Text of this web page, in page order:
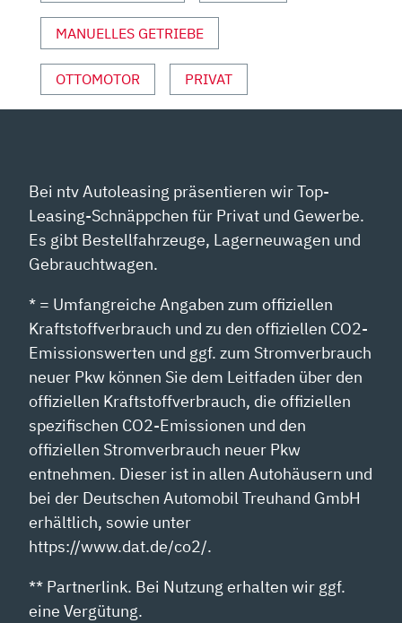
ANZEIGEN
MANUELLES GETRIEBE
OTTOMOTOR PRIVAT
Bei ntv Autoleasing präsentieren wir Top-
Leasing-Schnäppchen für Privat und Gewerbe.
Es gibt Bestellfahrzeuge, Lagerneuwagen und
Gebrauchtwagen.
* = Umfangreiche Angaben zum offiziellen
Kraftstoffverbrauch und zu den offiziellen CO2-
Emissionswerten und ggf. zum Stromverbrauch
neuer Pkw können Sie dem Leitfaden über den
offiziellen Kraftstoffverbrauch, die offiziellen
spezifischen CO2-Emissionen und den
offiziellen Stromverbrauch neuer Pkw
entnehmen. Dieser ist in allen Autohäusern und
bei der Deutschen Automobil Treuhand GmbH
erhältlich, sowie unter
https://www.dat.de/co2/.
** Partnerlink. Bei Nutzung erhalten wir ggf.
eine Vergütung.